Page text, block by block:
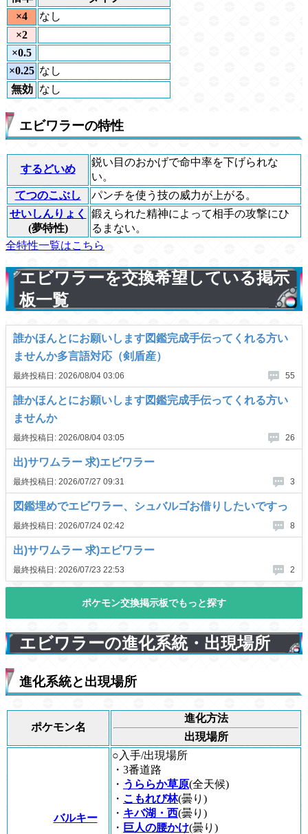
×4
なし
×2
×0.5
×0.25 なし
無効
なし
エビワラーの特性
するどいめ
鋭い目のおかげで命中率を下げられな
い。
てつのこぶし
パンチを使う技の威力が上がる。
せいしんりょく
(夢特性)
鍛えられた精神によって相手の攻撃にひ
るまない。
全特性一覧はこちら
エビワラーを交換希望している掲示
板一覧
エビワラーの進化系統・出現場所
進化系統と出現場所
ポケモン名
進化方法
出現場所
バルキー
○入手/出現場所
・3番道路
・ うららか草原(全天候)
・ こもれび林(曇り)
・ キバ湖・西(曇り)
・ 巨人の腰かけ(曇り)